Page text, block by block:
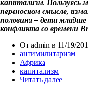
капитализм.
переносном смысле,
половина – дети младше
конфликта со времени
От admin в 11/19/
антимилитаризм
Африка
капитализм
Читать далее